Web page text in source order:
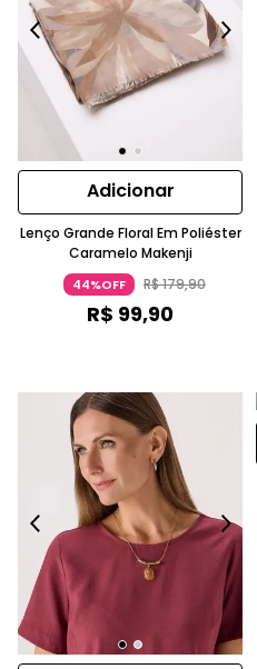
Adicionar
Lenço Grande Floral Em Poliéster
Caramelo Makenji
44%OFF R$179,90
R$ 99,90